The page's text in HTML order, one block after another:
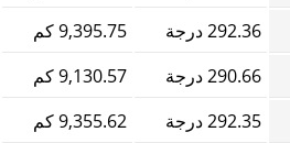
292.36 درجة
9,395.75 كم
290.66 درجة
9,130.57 كم
292.35 درجة
9,355.62 كم